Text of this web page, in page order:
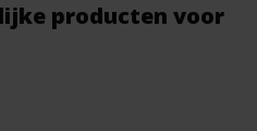
producten voor